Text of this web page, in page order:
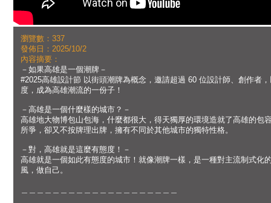
瀏覽數：337
發佈日：2025/10/2
內容摘要：
－如果高雄是一個潮牌－
#2025高雄設計節 以街頭潮牌為概念，邀請超過 60 位設計師、創作者
度，成為高雄潮流的一份子！
－高雄是一個什麼樣的城市？－
高雄地大物博包山包海，什麼都很大，得天獨厚的環境造就了高雄的包
所爭，卻又不按牌理出牌，擁有不同於其他城市的獨特性格。
－對，高雄就是這麼有態度！－
高雄就是一個如此有態度的城市！就像潮牌一樣，是一種對主流制式化
風，做自己。